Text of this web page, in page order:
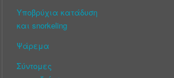
Υποβρύχια κατάδυση
και snorkeling
Ψάρεμα
Σύντομες